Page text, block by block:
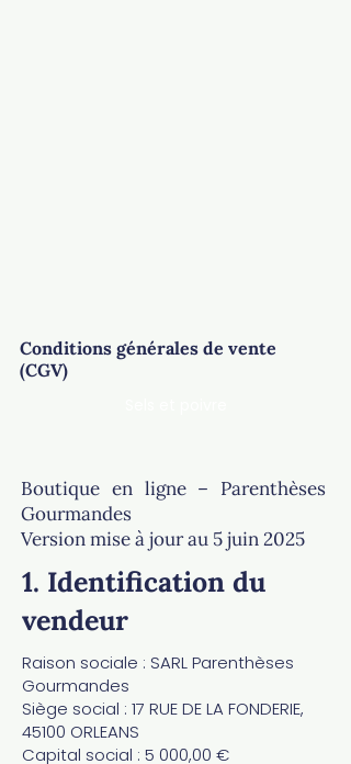
Conditions générales de vente
(CGV)
Boutique en ligne – Parenthèses
Gourmandes
Version mise à jour au 5 juin 2025​​​​​​
1. Identification du
vendeur
Raison sociale : SARL Parenthèses
Gourmandes
Siège social : 17 RUE DE LA FONDERIE,
45100 ORLEANS
Capital social : 5 000,00 €